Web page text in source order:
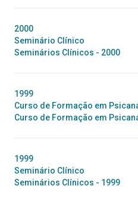
2000
Seminário Clínico
Seminários Clínicos - 2000
1999
Curso de Formação em
Curso de Formação em
1999
Seminário Clínico
Seminários Clínicos - 1999